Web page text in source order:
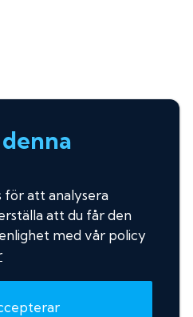
för att analysera
att du får den
med vår policy